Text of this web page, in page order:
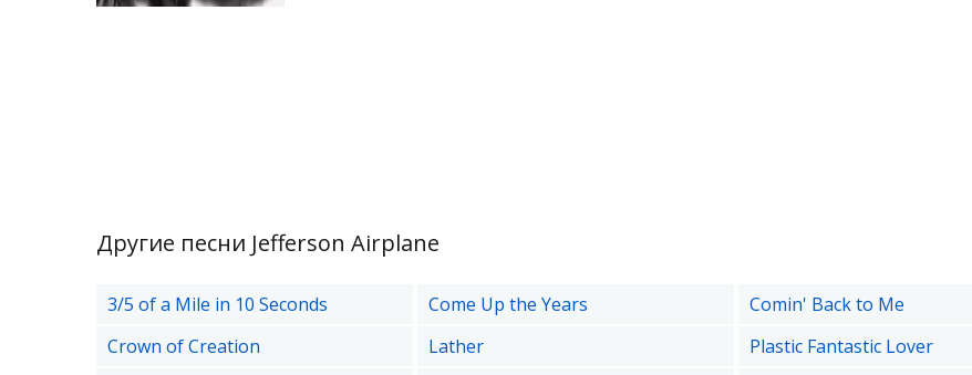
Другие песни Jefferson Airplane
3/5 of a Mile in 10 Seconds Come Up the Years
Comin' Back to Me
Crown of Creation
Lather
Plastic Fantastic Lover